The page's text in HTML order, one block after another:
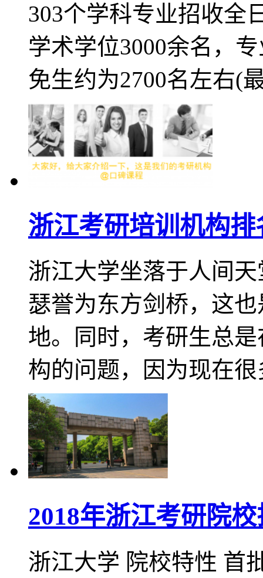
303个学科专业招收全
学术学位3000余名，
免生约为2700名左右(
浙江考研培训机构
浙江大学坐落于人间
瑟誉为东方剑桥，这
地。同时，考研生总
构的问题，因为现在
2018年浙江考研院
浙江大学 院校特性 首